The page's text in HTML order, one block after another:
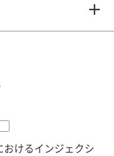
おけるインジェクシ